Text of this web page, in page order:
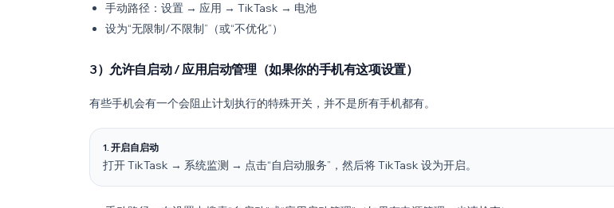
手动路径：设置 → 应用 → TikTask → 电池
设为“无限制/不限制”（或“不优化”）
3）允许自启动 / 应用启动管理（如果你的手机有这项设置）
有些手机会有一个会阻止计划执行的特殊开关，并不是所有手机都有。
1. 开启自启动
打开 TikTask → 系统监测 → 点击“自启动服务”，然后将 TikTask 设为开启。